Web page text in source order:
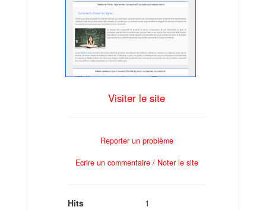
Visiter le site
Reporter un problème
Ecrire un commentaire / Noter le site
Hits
1